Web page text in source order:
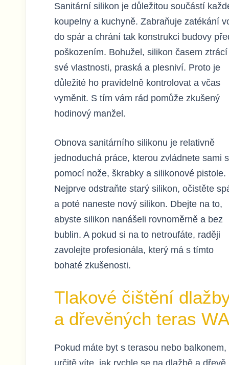
Sanitární silikon je důležitou součástí
koupelny a kuchyně. Zabraňuje zatékání
do spár a chrání tak konstrukci budovy
poškozením. Bohužel, silikon časem ztrácí
své vlastnosti, praská a plesniví. Proto je
důležité ho pravidelně kontrolovat a včas
vyměnit. S tím vám rád pomůže zkušený
hodinový manžel.
Obnova sanitárního silikonu je relativně
jednoduchá práce, kterou zvládnete sami s
pomocí nože, škrabky a silikonové pistole.
Nejprve odstraňte starý silikon, očistěte
a poté naneste nový silikon. Dbejte na to,
abyste silikon nanášeli rovnoměrně a bez
bublin. A pokud si na to netroufáte, raději
zavolejte profesionála, který má s tímto
bohaté zkušenosti.
Tlakové čištění
a dřevěných teras
Pokud máte byt s terasou nebo balkonem,
určitě víte, jak rychle se na dlažbě a dřevě